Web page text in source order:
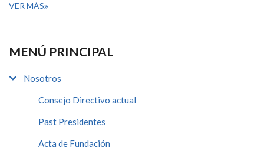
VER MÁS
MENÚ PRINCIPAL
Nosotros
Consejo Directivo actual
Past Presidentes
Acta de Fundación